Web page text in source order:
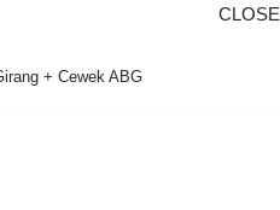
+ Cewek ABG
CLOSE